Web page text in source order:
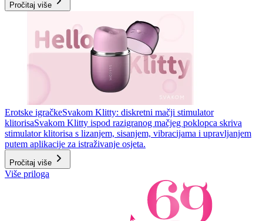
Pročitaj više
Erotske igračkeSvakom Klitty: diskretni mačji stimulator
klitorisaSvakom Klitty ispod razigranog mačjeg poklopca skriva
stimulator klitorisa s lizanjem, sisanjem, vibracijama i upravljanjem
putem aplikacije za istraživanje osjeta.
Pročitaj više
Više priloga